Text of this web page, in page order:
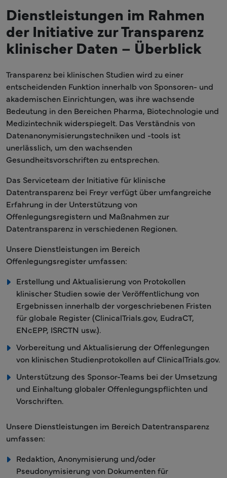
Dienstleistungen im Rahmen
der Initiative zur Transparenz
klinischer Daten – Überblick
Transparenz bei klinischen Studien wird zu einer
entscheidenden Funktion innerhalb von Sponsoren- und
akademischen Einrichtungen, was ihre wachsende
Bedeutung in den Bereichen Pharma, Biotechnologie und
Medizintechnik widerspiegelt. Das Verständnis von
Datenanonymisierungstechniken und -tools ist
unerlässlich, um den wachsenden
Gesundheitsvorschriften zu entsprechen.
Das Serviceteam der Initiative für klinische
Datentransparenz bei Freyr verfügt über umfangreiche
Erfahrung in der Unterstützung von
Offenlegungsregistern und Maßnahmen zur
Datentransparenz in verschiedenen Regionen.
Unsere Dienstleistungen im Bereich
Offenlegungsregister umfassen:
Erstellung und Aktualisierung von Protokollen
klinischer Studien sowie der Veröffentlichung von
Ergebnissen innerhalb der vorgeschriebenen Fristen
für globale Register (ClinicalTrials.gov, EudraCT,
ENcEPP, ISRCTN usw.).
Vorbereitung und Aktualisierung der Offenlegungen
von klinischen Studienprotokollen auf ClinicalTrials.gov.
Unterstützung des Sponsor-Teams bei der Umsetzung
und Einhaltung globaler Offenlegungspflichten und
Vorschriften.
Unsere Dienstleistungen im Bereich Datentransparenz
umfassen:
Redaktion, Anonymisierung und/oder
Pseudonymisierung von Dokumenten für